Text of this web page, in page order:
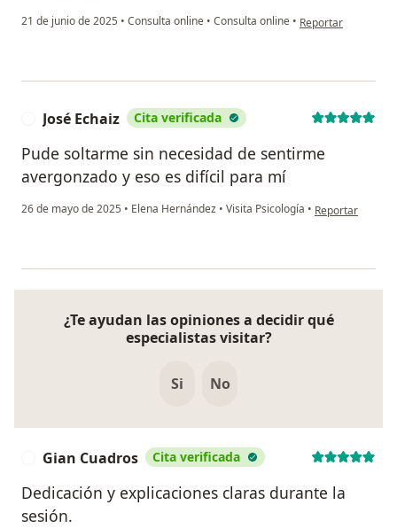
21 de junio de 2025 • Consulta online • Consulta online • en opinión del
Reportar
José Echaiz Cita verificada
Pude soltarme sin necesidad de sentirme
avergonzado y eso es difícil para mí
26 de mayo de 2025 • Elena Hernández • Visita Psicología • en opinión del
Reportar
¿Te ayudan las opiniones a decidir qué
especialistas visitar?
Si No
Gian Cuadros Cita verificada
Dedicación y explicaciones claras durante la
sesión.